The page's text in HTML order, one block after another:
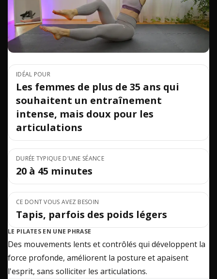
IDÉAL POUR
Les femmes de plus de 35 ans qui
souhaitent un entraînement
intense, mais doux pour les
articulations
DURÉE TYPIQUE D'UNE SÉANCE
20 à 45 minutes
CE DONT VOUS AVEZ BESOIN
Tapis, parfois des poids légers
LE PILATES EN UNE PHRASE
Des mouvements lents et contrôlés qui développent la
force profonde, améliorent la posture et apaisent
l'esprit, sans solliciter les articulations.